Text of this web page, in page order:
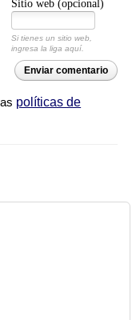
Sitio web (opcional)
Si tienes un sitio web,
ingresa la liga aquí.
Enviar comentario
políticas de